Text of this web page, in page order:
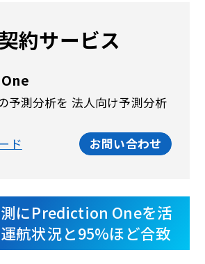
約サービス
予測分析を 法人向け予測分析
ド
お問い合わせ
にPrediction Oneを活
航状況と95%ほど合致